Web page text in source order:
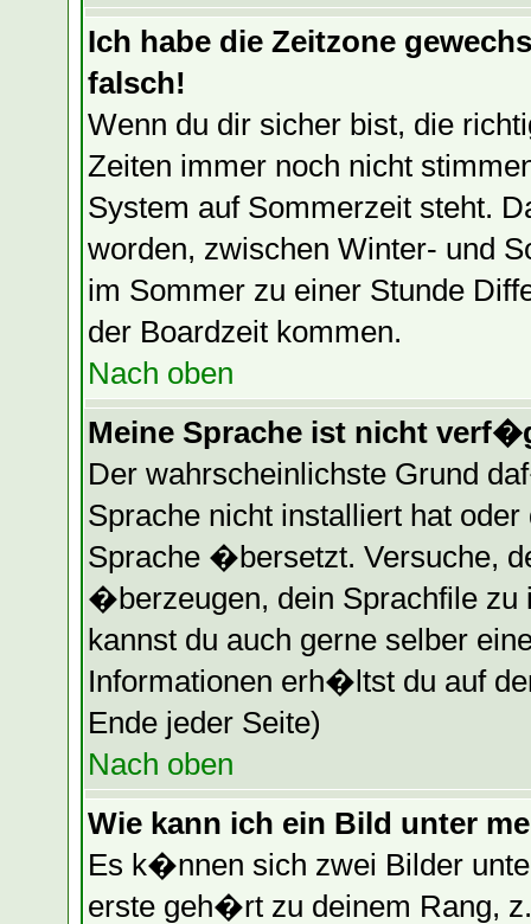
Ich habe die Zeitzone
falsch!
Wenn du dir sicher bist, die
Zeiten immer noch nicht
System auf Sommerzeit steht.
worden, zwischen Winter- und
im Sommer zu einer Stunde
der Boardzeit kommen.
Nach oben
Meine Sprache ist nicht
Der wahrscheinlichste Grund
Sprache nicht installiert hat
Sprache �bersetzt. Versuche,
�berzeugen, dein Sprachfile zu
kannst du auch gerne selber
Informationen erh�ltst du auf
Ende jeder Seite)
Nach oben
Wie kann ich ein Bild unter
Es k�nnen sich zwei Bilder
erste geh�rt zu deinem Rang,